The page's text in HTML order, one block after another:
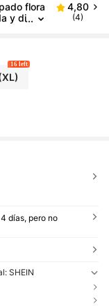
flora
y di
4,80
(4)
16 left
días, pero no
SHEIN